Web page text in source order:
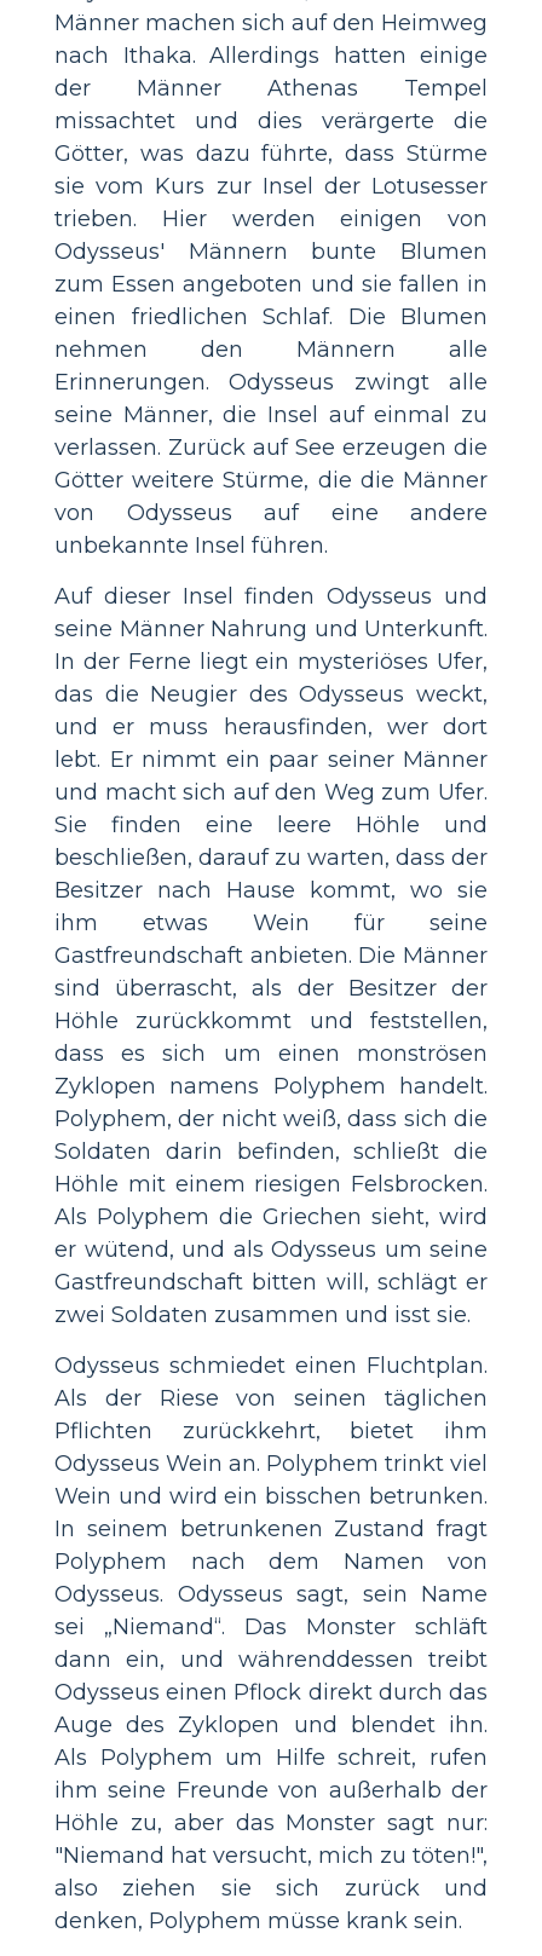
Männer machen sich auf den Heimweg
nach Ithaka. Allerdings hatten einige
der Männer Athenas Tempel
missachtet und dies verärgerte die
Götter, was dazu führte, dass Stürme
sie vom Kurs zur Insel der Lotusesser
trieben. Hier werden einigen von
Odysseus' Männern bunte Blumen
zum Essen angeboten und sie fallen in
einen friedlichen Schlaf. Die Blumen
nehmen den Männern alle
Erinnerungen. Odysseus zwingt alle
seine Männer, die Insel auf einmal zu
verlassen. Zurück auf See erzeugen die
Götter weitere Stürme, die die Männer
von Odysseus auf eine andere
unbekannte Insel führen.
Auf dieser Insel finden Odysseus und
seine Männer Nahrung und Unterkunft.
In der Ferne liegt ein mysteriöses Ufer,
das die Neugier des Odysseus weckt,
und er muss herausfinden, wer dort
lebt. Er nimmt ein paar seiner Männer
und macht sich auf den Weg zum Ufer.
Sie finden eine leere Höhle und
beschließen, darauf zu warten, dass der
Besitzer nach Hause kommt, wo sie
ihm etwas Wein für seine
Gastfreundschaft anbieten. Die Männer
sind überrascht, als der Besitzer der
Höhle zurückkommt und feststellen,
dass es sich um einen monströsen
Zyklopen namens Polyphem handelt.
Polyphem, der nicht weiß, dass sich die
Soldaten darin befinden, schließt die
Höhle mit einem riesigen Felsbrocken.
Als Polyphem die Griechen sieht, wird
er wütend, und als Odysseus um seine
Gastfreundschaft bitten will, schlägt er
zwei Soldaten zusammen und isst sie.
Odysseus schmiedet einen Fluchtplan.
Als der Riese von seinen täglichen
Pflichten zurückkehrt, bietet ihm
Odysseus Wein an. Polyphem trinkt viel
Wein und wird ein bisschen betrunken.
In seinem betrunkenen Zustand fragt
Polyphem nach dem Namen von
Odysseus. Odysseus sagt, sein Name
sei „Niemand“. Das Monster schläft
dann ein, und währenddessen treibt
Odysseus einen Pflock direkt durch das
Auge des Zyklopen und blendet ihn.
Als Polyphem um Hilfe schreit, rufen
ihm seine Freunde von außerhalb der
Höhle zu, aber das Monster sagt nur:
"Niemand hat versucht, mich zu töten!",
also ziehen sie sich zurück und
denken, Polyphem müsse krank sein.